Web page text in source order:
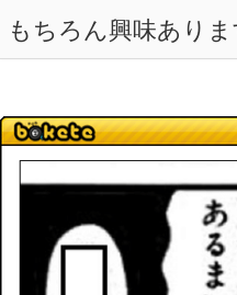
もちろん興味あり